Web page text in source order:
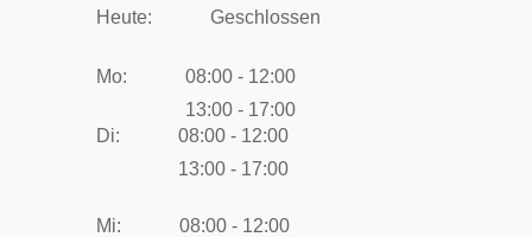
Heute: Geschlossen
Mo:
08:00 - 12:00
13:00 - 17:00
Di:
08:00 - 12:00
13:00 - 17:00
Mi:
08:00 - 12:00